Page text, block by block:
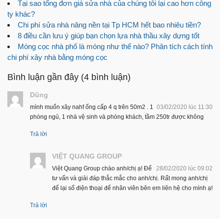
Tại sao tổng đơn giá sửa nhà của chúng tôi lại cao hơn công
ty khác?
Chi phí sửa nhà nâng nền tại Tp HCM hết bao nhiêu tiền?
8 điều cần lưu ý giúp bạn chọn lựa nhà thầu xây dựng tốt
Móng cọc nhà phố là móng như thế nào? Phân tích cách tính
chi phí xây nhà bằng móng cọc
Bình luận gần đây (4 bình luận)
Dũng
03/02/2020 lúc 11:30
mình muốn xây nahf ống cấp 4 q trên 50m2 . 1
phòng ngủ, 1 nhà vệ sinh và phòng khách, tầm 250tr được không
Trả lời
VIỆT QUANG GROUP
28/02/2020 lúc 09:02
Việt Quang Group chào anh/chị ạ! Để
tư vấn và giải đáp thắc mắc cho anh/chị. Rất mong anh/chị
để lại số điện thoại để nhân viên bên em liên hệ cho mình ạ!
Trả lời